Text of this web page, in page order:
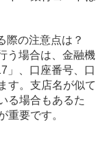
際の注意点は？
う場合は、金融機
」、口座番号、口
す。支店名が似て
る場合もあるた
重要です。